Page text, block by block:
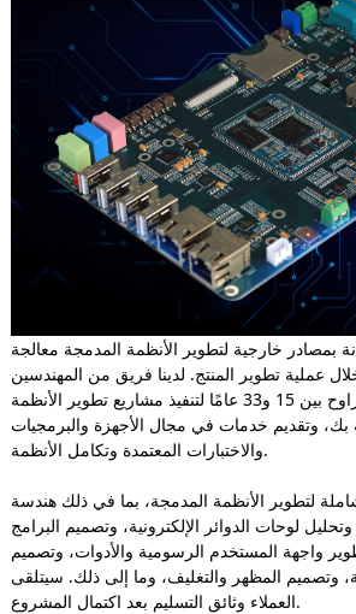
بمصادر خارجية لتطوير الأنظمة المدمجة معالجة
عملية تطوير المنتج. لدينا فريق من المهندسين
ذوي الخبرة التي تتراوح بين 15 و33 عامًا لتنفيذ مشاريع تطوير الأنظمة
بك، وتقديم خدمات في مجال الأجهزة والبرمجيات
والاختبارات المعتمدة وتكامل الأنظمة.
لتطوير الأنظمة المدمجة، بما في ذلك هندسة
لوحات الدوائر الإلكترونية، وتصميم البرامج
واجهة المستخدم الرسومية والأدوات، وتصميم
وتصميم المظهر والتغليف، وما إلى ذلك. سيتلقى
العملاء وثائق التسليم بعد اكتمال المشروع.